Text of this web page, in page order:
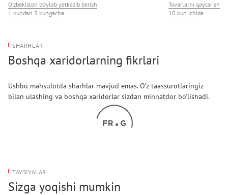
O‘zbekiston bo‘ylab yetkazib berish
1 kundan 3 kungacha
Tovarlarni qaytarish
10 kun ichida
SHARHLAR
Boshqa xaridorlarning fikrlari
Ushbu mahsulotda sharhlar mavjud emas. O'z taassurotlaringiz
bilan ulashing va boshqa xaridorlar sizdan minnatdor bo'lishadi.
TAVSIYALAR
Sizga yoqishi mumkin